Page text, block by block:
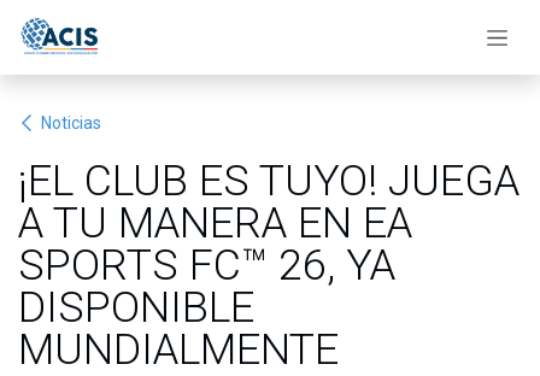
Noticias
¡EL CLUB ES TUYO! JUEGA
A TU MANERA EN EA
SPORTS FC™ 26, YA
DISPONIBLE
MUNDIALMENTE